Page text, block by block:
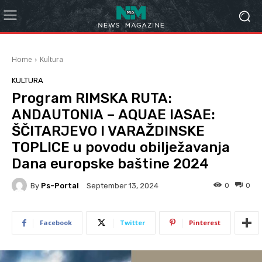
Home Kultura
KULTURA
Program RIMSKA RUTA:
ANDAUTONIA – AQUAE IASAE:
ŠČITARJEVO I VARAŽDINSKE
TOPLICE u povodu obilježavanja
Dana europske baštine 2024
By Ps-Portal September 13, 2024 0
0
Facebook Twitter Pinterest